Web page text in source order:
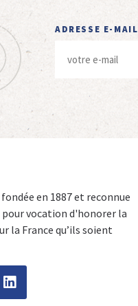
ADRESSE E-MAIL
en 1887 et reconnue
pour vocation d'honorer la
la France qu’ils soient